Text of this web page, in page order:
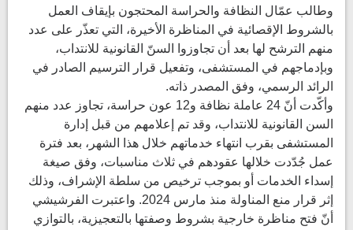
وطالب عمّال النظافة والحراسة المحتجون بإيقاف العمل
بالشروط الإقصائية في المناظرة الأخيرة، التي تعذّر على عدد
منهم الترشح لها بعد أن تجاوزوا السنّ القانونية للانتداب،
وبإدماجهم في المستشفى، وتفعيل قرار الترسيم الصادر في
الرائد الرسمي، وفق المصدر ذاته.
وأكّدت أنّ 24 عاملة نظافة و12 عون حراسة، تجاوز عدد منهم
السن القانونية للانتداب، وقد تم إعلامهم من قبل إدارة
المستشفى بقرب انتهاء خدماتهم خلال هذا الشهر، بعد فترة
عمل جُدّدت خلالها عقودهم في ثلاث مناسبات، وفق صيغة
إسداء الخدمات أو بموجب ترخيص من سلطة الإشراف، وذلك
إثر قرار منع المناولة منذ مارس 2024. واعتبرت الفرشيشي
أنّ فتح مناظرة خارجية بشروط وصفتها بالتعجيزية، بالتوازي